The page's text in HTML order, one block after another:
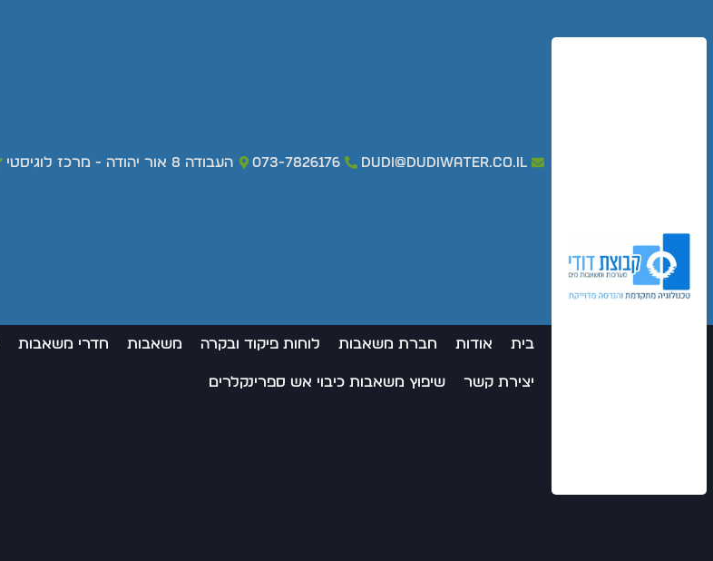
dudi@dudiwater.co.il
073-7826176 העבודה 8 אור יהודה - מרכז לוגיסטי
בית אודות חברת משאבות לוחות פיקוד ובקרה משאבות חדרי משאבות
יצירת קשר שיפוץ משאבות כיבוי אש ספרינקלרים